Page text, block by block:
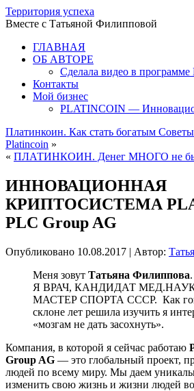
Территория успеха
Вместе с Татьяной Филипповой
ГЛАВНАЯ
ОБ АВТОРЕ
Сделала видео в программе
Контакты
Мой бизнес
PLATINCOIN —
Платинкоин. Как стать богатым
Platincoin »
« ПЛАТИНКОИН. Денег МНОГО не
ИННОВАЦИОННАЯ
КРИПТОСИСТЕМА
PLC Group AG
Опубликовано 10.08.2017 | Автор:
Меня зовут Татьяна Филиппова.
Я ВРАЧ, КАНДИДАТ
МАСТЕР СПОРТА СССР. Как
склоне лет решила изучить я
«мозгам не дать засохнуть».
Компания, в которой я сейчас работаю
Group AG — это глобальный проект,
людей по всему миру. Мы даем
изменить свою жизнь и жизни людей